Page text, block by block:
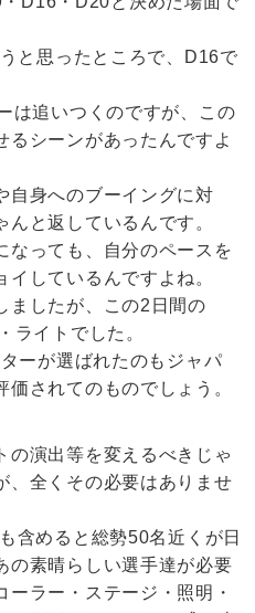
と思ったところで、D16で
は追いつくのですが、この
るシーンがあったんですよ
自身へのブーイングに対
んと返しているんです。
なっても、自分のペースを
しているんですよね。
ましたが、この2日間の
ライトでした。
ーが選ばれたのもジャパ
されてのものでしょう。
の演出等を変えるべきじゃ
、全くその必要はありませ
含めると総勢50名近くが日
の素晴らしい選手達が必要
ラー・ステージ・照明・